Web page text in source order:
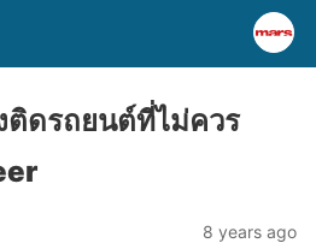
ติดรถยนต์ที่ไม่ควร
8 years ago